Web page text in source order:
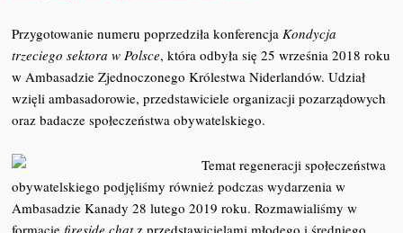
Przygotowanie numeru poprzedziła konferencja Kondycja
trzeciego sektora w Polsce, która odbyła się 25 września 2018 roku
w Ambasadzie Zjednoczonego Królestwa Niderlandów. Udział
wzięli ambasadorowie, przedstawiciele organizacji pozarządowych
oraz badacze społeczeństwa obywatelskiego.
Temat regeneracji społeczeństwa
obywatelskiego podjęliśmy również podczas wydarzenia w
Ambasadzie Kanady 28 lutego 2019 roku. Rozmawialiśmy w
formaciefireside chatz przedstawicielami młodego i średniego